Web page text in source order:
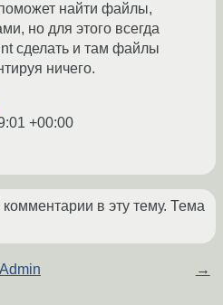
найти файлы,
но для этого всегда
сделать и там файлы
ничего.
+00:00
в эту тему. Тема
Admin →